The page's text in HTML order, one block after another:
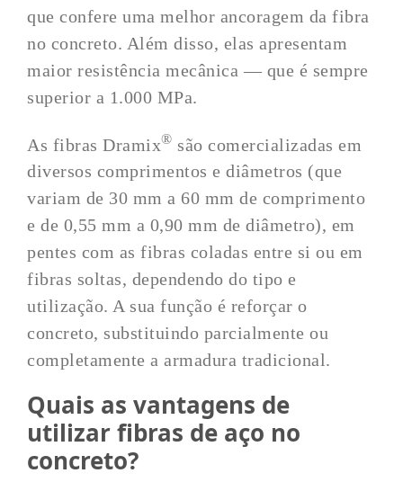
que confere uma melhor ancoragem da fibra
no concreto. Além disso, elas apresentam
maior resistência mecânica — que é sempre
superior a 1.000 MPa.
As fibras Dramix® são comercializadas em
diversos comprimentos e diâmetros (que
variam de 30 mm a 60 mm de comprimento
e de 0,55 mm a 0,90 mm de diâmetro), em
pentes com as fibras coladas entre si ou em
fibras soltas, dependendo do tipo e
utilização. A sua função é reforçar o
concreto, substituindo parcialmente ou
completamente a armadura tradicional.
Quais as vantagens de
utilizar fibras de aço no
concreto?